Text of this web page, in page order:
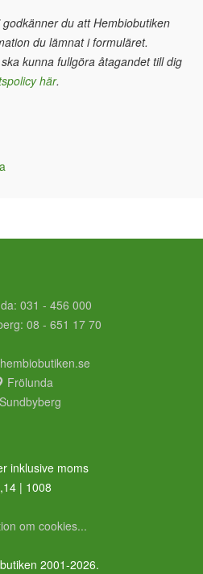
du att Hembiobutiken
du lämnat i formuläret.
kunna fullgöra åtagandet till dig
här.
031 - 456 000
08 - 651 17 70
Frölunda
Sundbyberg
inklusive moms
| 1008
om cookies...
2001-2026.